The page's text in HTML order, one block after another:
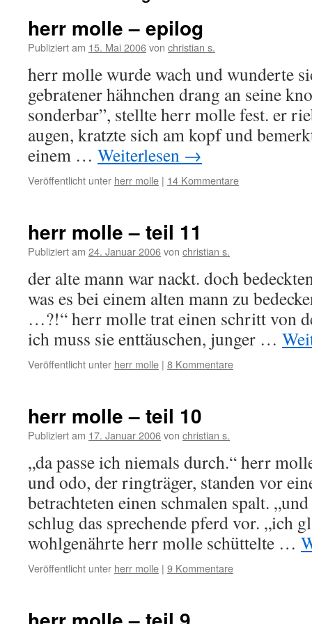
herr molle – epilog
Publiziert am 15. Mai 2006von christian s.
herr molle wurde wach und wunderte
gebratener hähnchen drang an seine
sonderbar”, stellte herr molle fest. er
augen, kratzte sich am kopf und
einem … Weiterlesen →
Veröffentlicht unter herr molle | 14 Kommentare
herr molle – teil 11
Publiziert am 24. Januar 2006von christian s.
der alte mann war nackt. doch
was es bei einem alten mann zu
…?!“ herr molle trat einen schritt von
ich muss sie enttäuschen, junger …
Veröffentlicht unter herr molle | 8 Kommentare
herr molle – teil 10
Publiziert am 17. Januar 2006von christian s.
„da passe ich niemals durch.“ herr
und odo, der ringträger, standen vor
betrachteten einen schmalen spalt.
schlug das sprechende pferd vor. „ich
wohlgenährte herr molle schüttelte …
Veröffentlicht unter herr molle | 9 Kommentare